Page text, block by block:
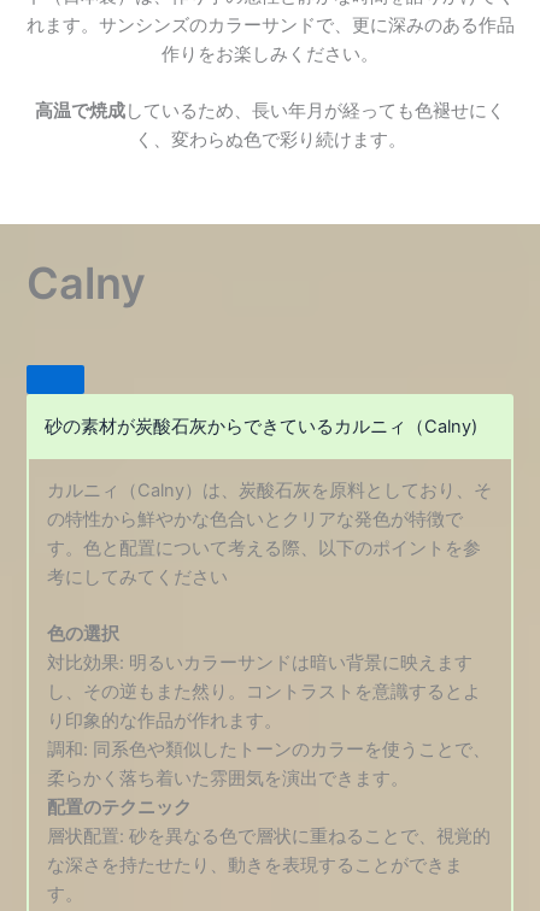
れます。サンシンズのカラーサンドで、更に深みのある作品
作りをお楽しみください。
高温で焼成しているため、長い年月が経っても色褪せにく
く、変わらぬ色で彩り続けます。
Calny
砂の素材が炭酸石灰からできているカルニィ（Calny)
カルニィ（Calny）は、炭酸石灰を原料としており、そ
の特性から鮮やかな色合いとクリアな発色が特徴で
す。色と配置について考える際、以下のポイントを参
考にしてみてください
色の選択
対比効果: 明るいカラーサンドは暗い背景に映えます
し、その逆もまた然り。コントラストを意識するとよ
り印象的な作品が作れます。
調和: 同系色や類似したトーンのカラーを使うことで、
柔らかく落ち着いた雰囲気を演出できます。
配置のテクニック
層状配置: 砂を異なる色で層状に重ねることで、視覚的
な深さを持たせたり、動きを表現することができま
す。